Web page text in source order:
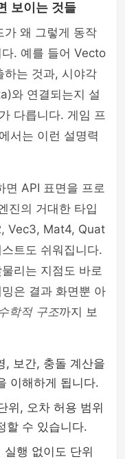
보이는 것들
가 왜 그렇게 동작
. 예를 들어 Vecto
는 것과, 시야각
와 연결되는지 설
다릅니다. 게임 프
서는 이런 설명력
API 표면을 프로
진의 거대한 타입
Vec3, Mat4, Quat
트도 쉬워집니다.
리는 지점도 바로
은 결과 화면뿐 아
학적 구조까지 보
, 보간, 충돌 계산을
이해하게 됩니다.
위, 오차 허용 범위
할 수 있습니다.
실행 없이도 단위